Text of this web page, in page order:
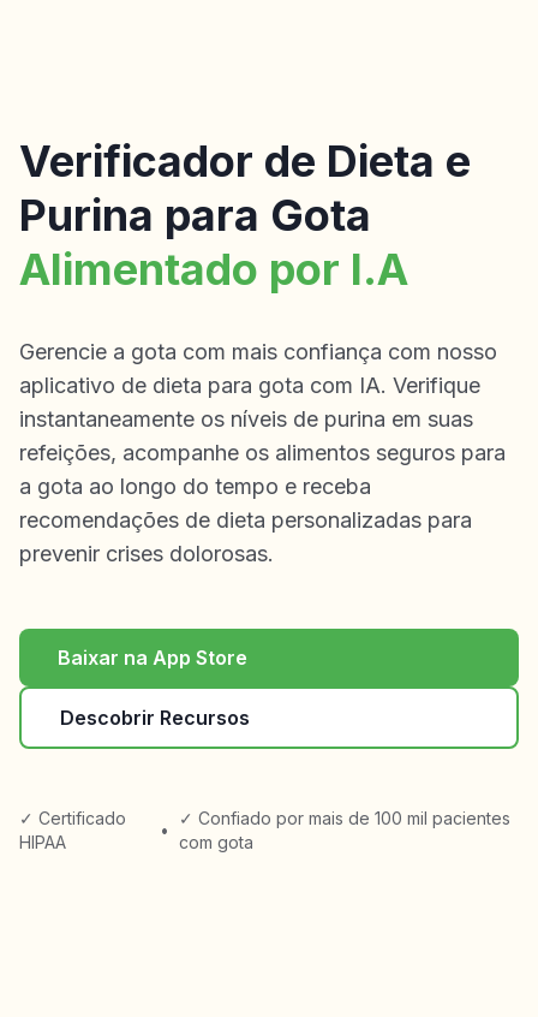
Verificador de Dieta e
Purina para Gota
Alimentado por I.A
Gerencie a gota com mais confiança com nosso
aplicativo de dieta para gota com IA. Verifique
instantaneamente os níveis de purina em suas
refeições, acompanhe os alimentos seguros para
a gota ao longo do tempo e receba
recomendações de dieta personalizadas para
prevenir crises dolorosas.
Baixar na App Store
Descobrir Recursos
✓ Certificado
HIPAA
•
✓ Confiado por mais de 100 mil pacientes
com gota